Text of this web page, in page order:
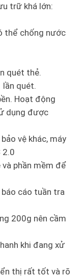
trữ khá lớn:
thể chống nước
quét thẻ.
lần quét.
Hoạt động
dụng được
vệ khác, máy
2.0
phần mềm để
cáo tuần tra
200g nên cầm
khi đang xử
thị rất tốt và rõ